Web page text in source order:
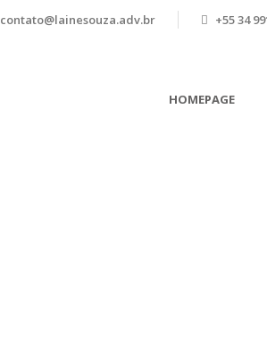
contato@lainesouza.adv.br +55 34
HOMEPAGE